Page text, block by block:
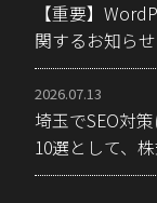
【重要】
関するお知ら
2026.07.13
埼玉でSEO対
10選として、